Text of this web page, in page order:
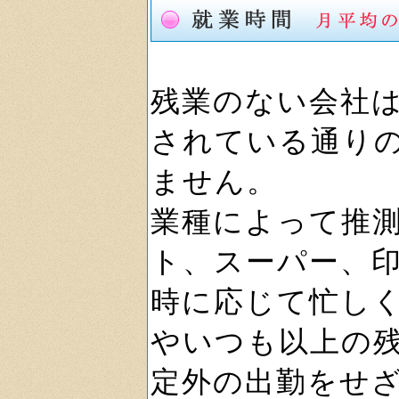
残業のない会社
されている通り
ません。
業種によって推
ト、スーパー、
時に応じて忙し
やいつも以上の
定外の出勤をせ